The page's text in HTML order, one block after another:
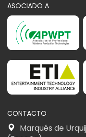
ASOCIADO A
CONTACTO
Marqués de